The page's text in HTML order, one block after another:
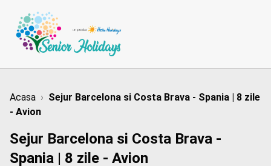
Acasa › Sejur Barcelona si Costa Brava - Spania | 8 zile
- Avion
Sejur Barcelona si Costa Brava -
Spania | 8 zile - Avion